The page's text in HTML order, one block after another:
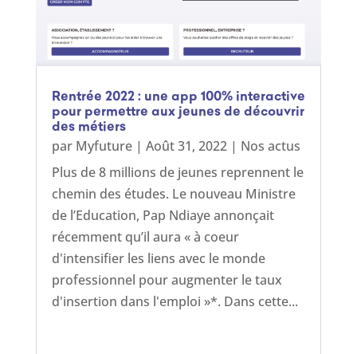
Rentrée 2022 : une app 100% interactive
pour permettre aux jeunes de découvrir
des métiers
par Myfuture| Août 31, 2022| Nos actus
Plus de 8 millions de jeunes reprennent le
chemin des études. Le nouveau Ministre
de l’Education, Pap Ndiaye annonçait
récemment qu’il aura « à coeur
d'intensifier les liens avec le monde
professionnel pour augmenter le taux
d'insertion dans l'emploi »*. Dans cette...